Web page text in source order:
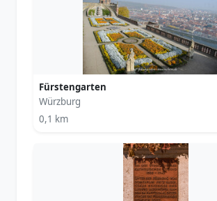
Fürstengarten
Würzburg
0,1 km